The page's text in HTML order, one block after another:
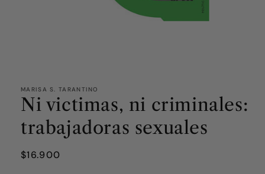
MARISA S. TARANTINO
Ni victimas, ni criminales:
trabajadoras sexuales
Precio
$16.900